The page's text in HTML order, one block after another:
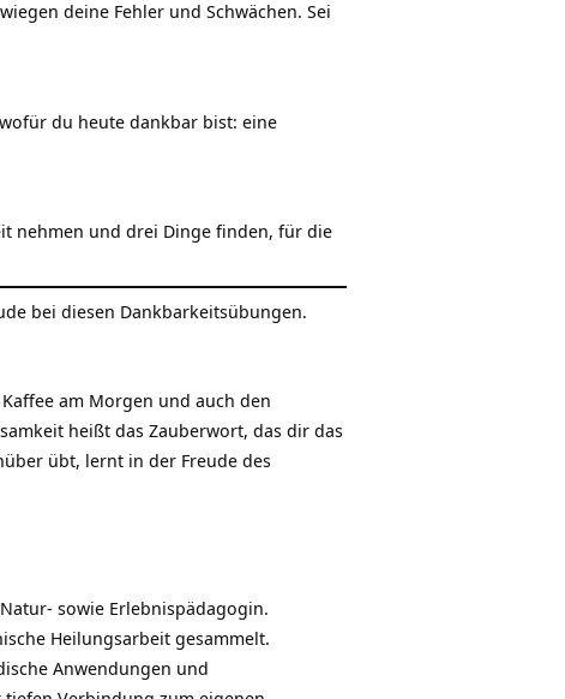
deine Fehler und Schwächen. Sei
du heute dankbar bist: eine
nehmen und drei Dinge finden, für die
bei diesen Dankbarkeitsübungen.
am Morgen und auch den
heißt das Zauberwort, das dir das
übt, lernt in der Freude des
sowie Erlebnispädagogin.
Heilungsarbeit gesammelt.
Anwendungen und